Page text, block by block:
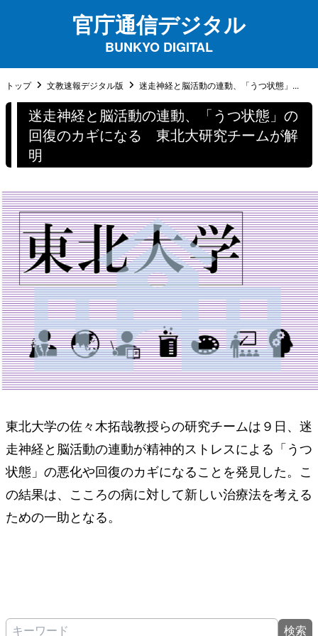
官庁通信デジタル
BUNKYO DIGITAL
トップ 文教速報デジタル版 迷走神経と脳活動の連動、「うつ状態」...
迷走神経と脳活動の連動、「うつ状態」の
回復のカギになる 東北大研究チームが解
明
東北大学の佐々木拓哉教授らの研究チームは９日、迷
走神経と脳活動の連動が精神的ストレスによる「うつ
状態」の悪化や回復のカギになることを発見した。こ
の結果は、こころの病に対して新しい治療法を考える
ための一助となる。
検索